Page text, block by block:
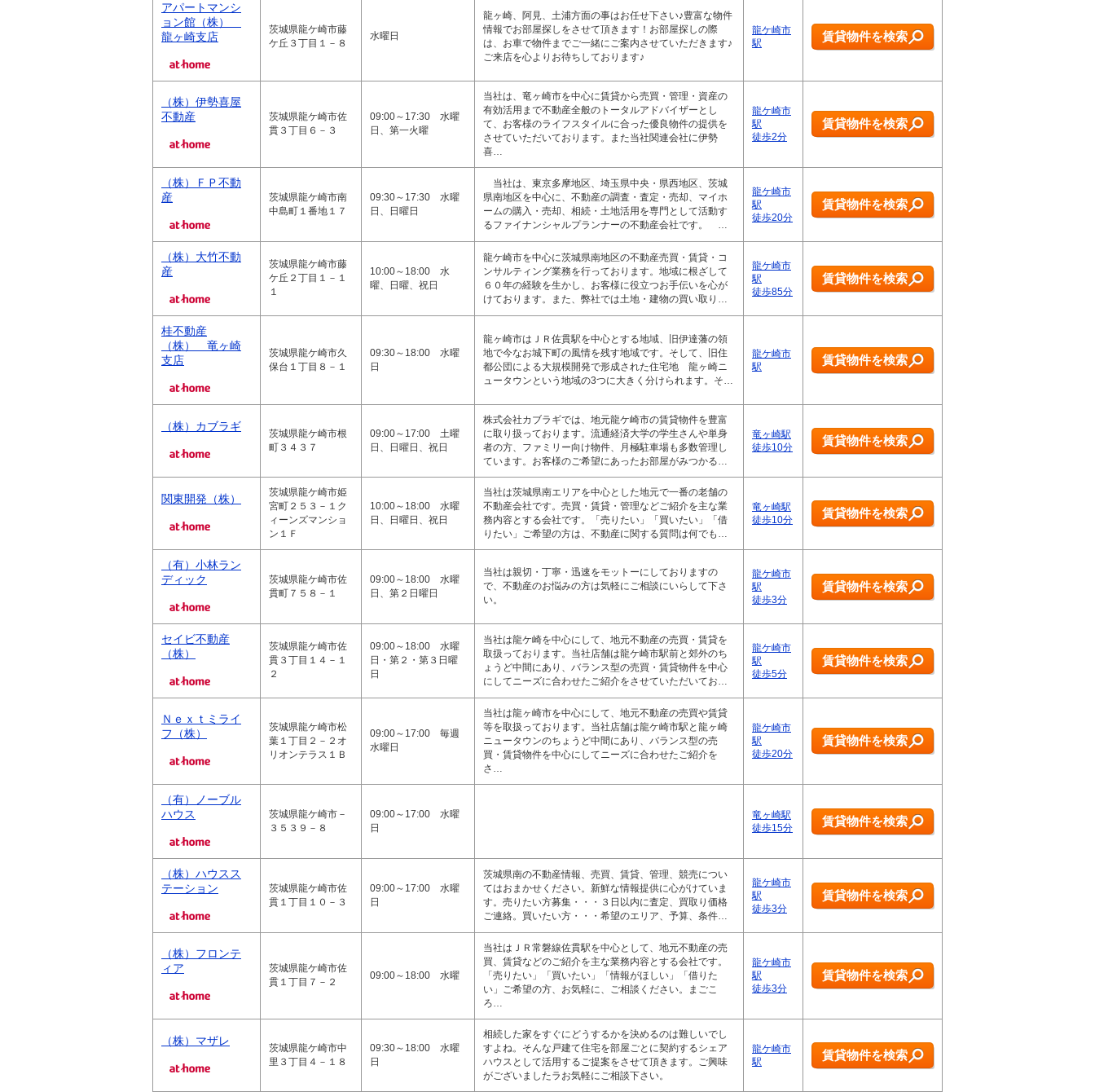
アパートマンシ
ョン館（株）
龍ヶ崎支店
茨城県龍ケ崎市藤
ケ丘３丁目１－８
水曜日
龍ヶ崎、阿見、土浦方面の事はお任せ下さい♪豊富な物件
情報でお部屋探しをさせて頂きます！お部屋探しの際
は、お車で物件までご一緒にご案内させていただきます♪
ご来店を心よりお待ちしております♪
龍ケ崎市
駅
賃貸物件を検索
（株）伊勢喜屋
不動産
茨城県龍ケ崎市佐
貫３丁目６－３
09:00～17:30 水曜
日、第一火曜
当社は、竜ヶ崎市を中心に賃貸から売買・管理・資産の
有効活用まで不動産全般のトータルアドバイザーとし
て、お客様のライフスタイルに合った優良物件の提供を
させていただいております。また当社関連会社に伊勢
喜…
龍ケ崎市
駅
徒歩2分
賃貸物件を検索
（株）ＦＰ不動
産
茨城県龍ケ崎市南
中島町１番地１７
09:30～17:30 水曜
日、日曜日
当社は、東京多摩地区、埼玉県中央・県西地区、茨城
県南地区を中心に、不動産の調査・査定・売却、マイホ
ームの購入・売却、相続・土地活用を専門として活動す
るファイナンシャルプランナーの不動産会社です。 …
龍ケ崎市
駅
徒歩20分
賃貸物件を検索
（株）大竹不動
産
茨城県龍ケ崎市藤
ケ丘２丁目１－１
１
10:00～18:00 水
曜、日曜、祝日
龍ケ崎市を中心に茨城県南地区の不動産売買・賃貸・コ
ンサルティング業務を行っております。地域に根ざして
６０年の経験を生かし、お客様に役立つお手伝いを心が
けております。また、弊社では土地・建物の買い取り…
龍ケ崎市
駅
徒歩85分
賃貸物件を検索
桂不動産
（株） 竜ヶ崎
支店
茨城県龍ケ崎市久
保台１丁目８－１
09:30～18:00 水曜
日
龍ヶ崎市はＪＲ佐貫駅を中心とする地域、旧伊達藩の領
地で今なお城下町の風情を残す地域です。そして、旧住
都公団による大規模開発で形成された住宅地 龍ヶ崎ニ
ュータウンという地域の3つに大きく分けられます。そ…
龍ケ崎市
駅
賃貸物件を検索
（株）カブラギ
茨城県龍ケ崎市根
町３４３７
09:00～17:00 土曜
日、日曜日、祝日
株式会社カブラギでは、地元龍ケ崎市の賃貸物件を豊富
に取り扱っております。流通経済大学の学生さんや単身
者の方、ファミリー向け物件、月極駐車場も多数管理し
ています。お客様のご希望にあったお部屋がみつかる…
竜ヶ崎駅
徒歩10分
賃貸物件を検索
関東開発（株）
茨城県龍ケ崎市姫
宮町２５３－１ク
ィーンズマンショ
ン１Ｆ
10:00～18:00 水曜
日、日曜日、祝日
当社は茨城県南エリアを中心とした地元で一番の老舗の
不動産会社です。売買・賃貸・管理などご紹介を主な業
務内容とする会社です。「売りたい」「買いたい」「借
りたい」ご希望の方は、不動産に関する質問は何でも…
竜ヶ崎駅
徒歩10分
賃貸物件を検索
（有）小林ラン
ディック
茨城県龍ケ崎市佐
貫町７５８－１
09:00～18:00 水曜
日、第２日曜日
当社は親切・丁寧・迅速をモットーにしておりますの
で、不動産のお悩みの方は気軽にご相談にいらして下さ
い。
龍ケ崎市
駅
徒歩3分
賃貸物件を検索
セイビ不動産
（株）
茨城県龍ケ崎市佐
貫３丁目１４－１
２
09:00～18:00 水曜
日・第２・第３日曜
日
当社は龍ケ崎を中心にして、地元不動産の売買・賃貸を
取扱っております。当社店舗は龍ケ崎市駅前と郊外のち
ょうど中間にあり、バランス型の売買・賃貸物件を中心
にしてニーズに合わせたご紹介をさせていただいてお…
龍ケ崎市
駅
徒歩5分
賃貸物件を検索
Ｎｅｘｔミライ
フ（株）
茨城県龍ケ崎市松
葉１丁目２－２オ
リオンテラス１Ｂ
09:00～17:00 毎週
水曜日
当社は龍ヶ崎市を中心にして、地元不動産の売買や賃貸
等を取扱っております。当社店舗は龍ケ崎市駅と龍ヶ崎
ニュータウンのちょうど中間にあり、バランス型の売
買・賃貸物件を中心にしてニーズに合わせたご紹介を
さ…
龍ケ崎市
駅
徒歩20分
賃貸物件を検索
（有）ノーブル
ハウス
茨城県龍ケ崎市－
３５３９－８
09:00～17:00 水曜
日
竜ヶ崎駅
徒歩15分
賃貸物件を検索
（株）ハウスス
テーション
茨城県龍ケ崎市佐
貫１丁目１０－３
09:00～17:00 水曜
日
茨城県南の不動産情報、売買、賃貸、管理、競売につい
てはおまかせください。新鮮な情報提供に心がけていま
す。売りたい方募集・・・３日以内に査定、買取り価格
ご連絡。買いたい方・・・希望のエリア、予算、条件…
龍ケ崎市
駅
徒歩3分
賃貸物件を検索
（株）フロンテ
ィア
茨城県龍ケ崎市佐
貫１丁目７－２
09:00～18:00 水曜
当社はＪＲ常磐線佐貫駅を中心として、地元不動産の売
買、賃貸などのご紹介を主な業務内容とする会社です。
「売りたい」「買いたい」「情報がほしい」「借りた
い」ご希望の方、お気軽に、ご相談ください。まごこ
ろ…
龍ケ崎市
駅
徒歩3分
賃貸物件を検索
（株）マザレ
茨城県龍ケ崎市中
里３丁目４－１８
09:30～18:00 水曜
日
相続した家をすぐにどうするかを決めるのは難しいでし
すよね。そんな戸建て住宅を部屋ごとに契約するシェア
ハウスとして活用するご提案をさせて頂きます。ご興味
がございましたラお気軽にご相談下さい。
龍ケ崎市
駅
賃貸物件を検索